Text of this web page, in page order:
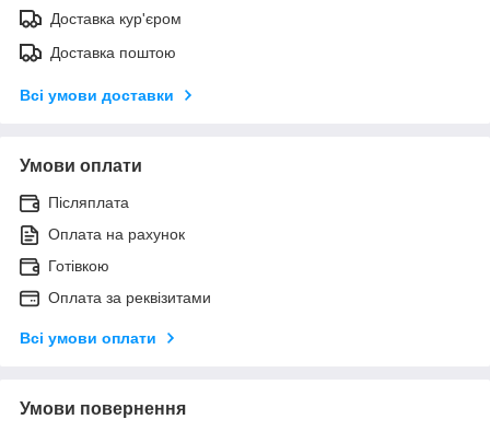
Доставка кур'єром
Доставка поштою
Всі умови доставки
Умови оплати
Післяплата
Оплата на рахунок
Готівкою
Оплата за реквізитами
Всі умови оплати
Умови повернення